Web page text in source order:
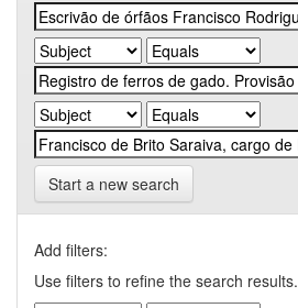
Start a new search
Add filters:
Use filters to refine the search results.